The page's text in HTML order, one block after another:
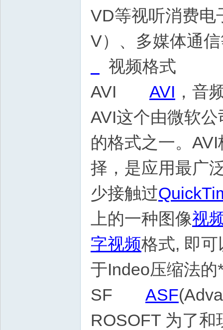
VD等视听消费电
V）、多媒体通
视频格式
AVI AVI ，音
AVI这个由微软
的格式之一。
择，是应用最
少接触过
上的一种图像视
字视频格式, 即
于Indeo压缩法
SF ASF
ROSOFT 为了